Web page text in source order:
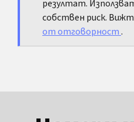
резултат.
собствен риск.
от отговорност.